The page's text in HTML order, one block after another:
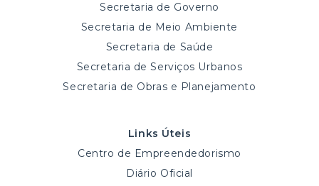
Secretaria de Governo
Secretaria de Meio Ambiente
Secretaria de Saúde
Secretaria de Serviços Urbanos
Secretaria de Obras e Planejamento
Links Úteis
Centro de Empreendedorismo
Diário Oficial